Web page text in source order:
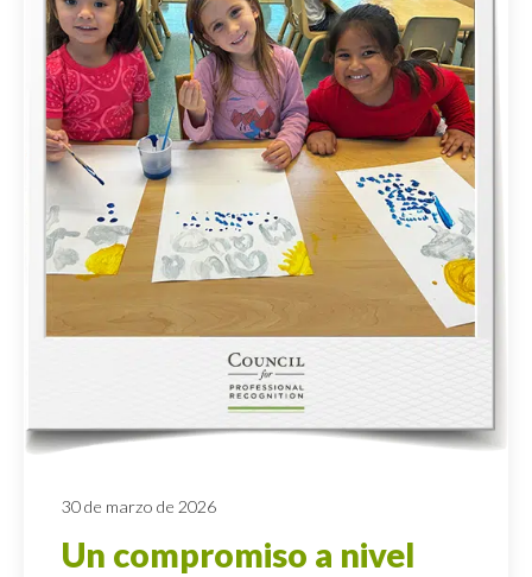
30 de marzo de 2026
Un compromiso a nivel